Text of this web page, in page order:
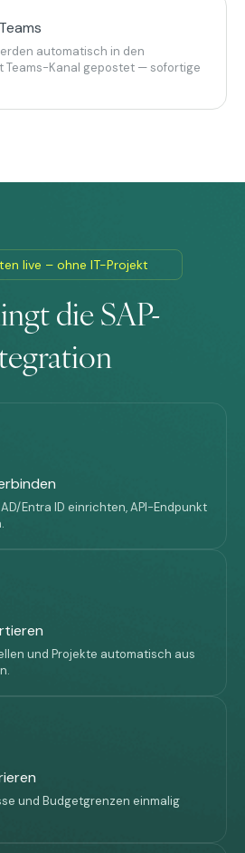
automatisch in den
Teams-Kanal gepostet — sofortige
live – ohne IT-Projekt
die SAP-
Entra ID einrichten, API-Endpunkt
und Projekte automatisch aus
und Budgetgrenzen einmalig